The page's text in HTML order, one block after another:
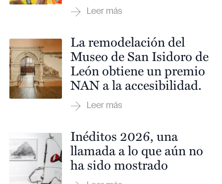
La remodelación del
Museo de San Isidoro de
León obtiene un premio
NAN a la accesibilidad.
Inéditos 2026, una
llamada a lo que aún no
ha sido mostrado